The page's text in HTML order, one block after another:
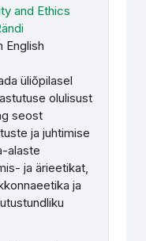
and Ethics
English
üliõpilasel
olulisust
seost
ja juhtimise
alaste
ja ärieetikat,
ja